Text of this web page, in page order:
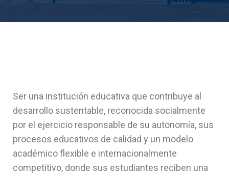
Ser una institución educativa que contribuye al
desarrollo sustentable, reconocida socialmente
por el ejercicio responsable de su autonomía, sus
procesos educativos de calidad y un modelo
académico flexible e internacionalmente
competitivo, donde sus estudiantes reciben una